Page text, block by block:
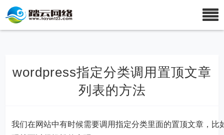
wordpress指定分类调用置顶文章
列表的方法
我们在网站中有时候需要调用指定分类里面的置顶文章，